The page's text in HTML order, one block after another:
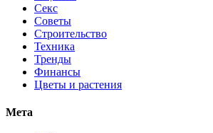
Секс
Советы
Строительство
Техника
Тренды
Финансы
Цветы и растения
Мета